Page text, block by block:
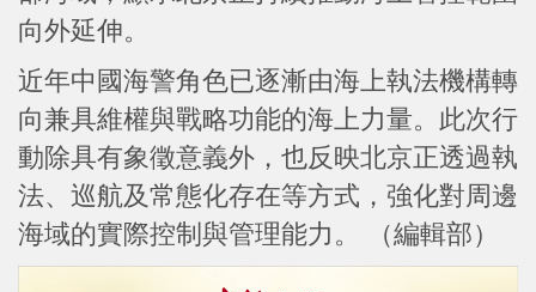
向外延伸。
近年中國海警角色已逐漸由海上執法機構轉
向兼具維權與戰略功能的海上力量。此次行
動除具有象徵意義外，也反映北京正透過執
法、巡航及常態化存在等方式，強化對周邊
海域的實際控制與管理能力。 （編輯部）